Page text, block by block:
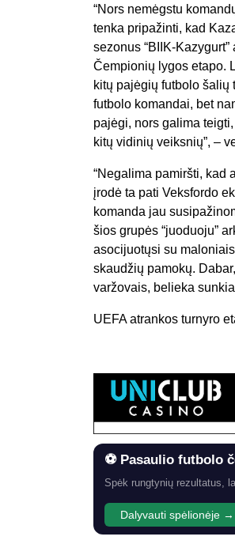
“Nors nemėgstu
tenka pripažinti, kad
sezonus “BIIK-
Čempionių lygos etapo.
kitų pajėgių futbolo
futbolo komandai, bet
pajėgi, nors galima
kitų vidinių veiksnių”, –
“Negalima pamiršti, kad
įrodė ta pati Veksfordo
komanda jau
šios grupės “juoduoju”
asocijuotųsi su
skaudžių pamokų.
varžovais, belieka
UEFA atrankos turnyro
⚽ Pasaulio futbolo
Spėk rungtynių rezultatus,
Dalyvauti spėlionėje →